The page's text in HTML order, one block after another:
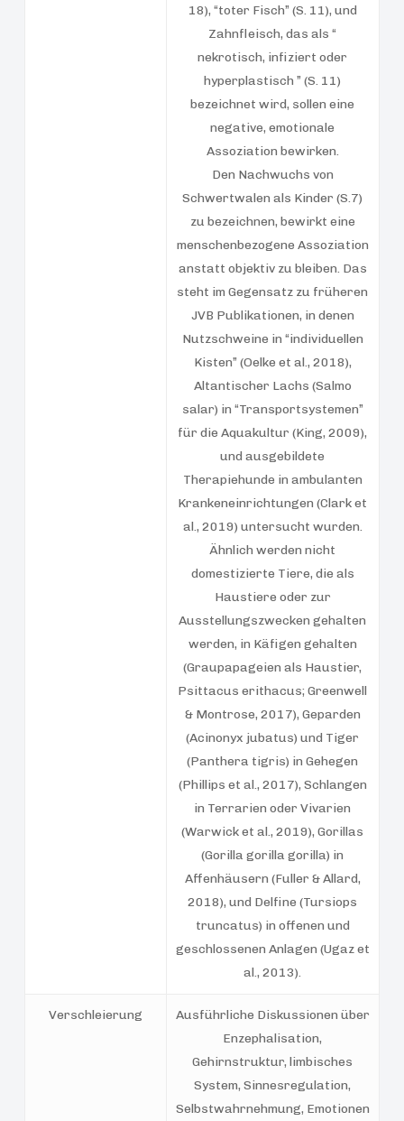
18), “toter Fisch” (S. 11), und
Zahnfleisch, das als “
nekrotisch, infiziert oder
hyperplastisch ” (S. 11)
bezeichnet wird, sollen eine
negative, emotionale
Assoziation bewirken.
Den Nachwuchs von
Schwertwalen als Kinder (S.7)
zu bezeichnen, bewirkt eine
menschenbezogene Assoziation
anstatt objektiv zu bleiben. Das
steht im Gegensatz zu früheren
JVB Publikationen, in denen
Nutzschweine in “individuellen
Kisten” (Oelke et al., 2018),
Altantischer Lachs (Salmo
salar) in “Transportsystemen”
für die Aquakultur (King, 2009),
und ausgebildete
Therapiehunde in ambulanten
Krankeneinrichtungen (Clark et
al., 2019) untersucht wurden.
Ähnlich werden nicht
domestizierte Tiere, die als
Haustiere oder zur
Ausstellungszwecken gehalten
werden, in Käfigen gehalten
(Graupapageien als Haustier,
Psittacus erithacus; Greenwell
& Montrose, 2017), Geparden
(Acinonyx jubatus) und Tiger
(Panthera tigris) in Gehegen
(Phillips et al., 2017), Schlangen
in Terrarien oder Vivarien
(Warwick et al., 2019), Gorillas
(Gorilla gorilla gorilla) in
Affenhäusern (Fuller & Allard,
2018), und Delfine (Tursiops
truncatus) in offenen und
geschlossenen Anlagen (Ugaz et
al., 2013).
Verschleierung
Ausführliche Diskussionen über
Enzephalisation,
Gehirnstruktur, limbisches
System, Sinnesregulation,
Selbstwahrnehmung, Emotionen